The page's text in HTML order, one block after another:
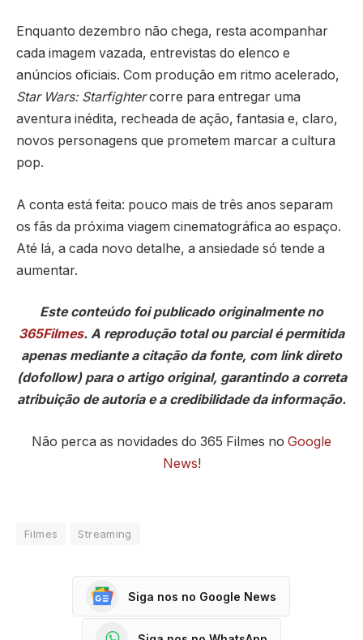
Enquanto dezembro não chega, resta acompanhar
cada imagem vazada, entrevistas do elenco e
anúncios oficiais. Com produção em ritmo acelerado,
Star Wars: Starfightercorre para entregar uma
aventura inédita, recheada de ação, fantasia e, claro,
novos personagens que prometem marcar a cultura
pop.
A conta está feita: pouco mais de três anos separam
os fãs da próxima viagem cinematográfica ao espaço.
Até lá, a cada novo detalhe, a ansiedade só tende a
aumentar.
Este conteúdo foi publicado originalmente no
365Filmes. A reprodução total ou parcial é permitida
apenas mediante a citação da fonte, com link direto
(dofollow) para o artigo original, garantindo a correta
atribuição de autoria e a credibilidade da informação.
Não perca as novidades do 365 Filmes no Google
News!
Filmes Streaming
Siga nos no Google News